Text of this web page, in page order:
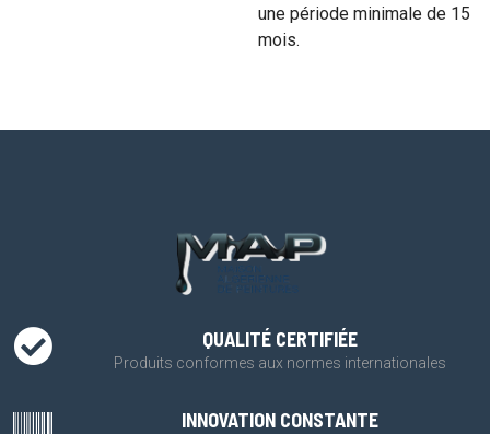
une période minimale de 15
mois.
QUALITÉ CERTIFIÉE
Produits conformes aux normes internationales
INNOVATION CONSTANTE